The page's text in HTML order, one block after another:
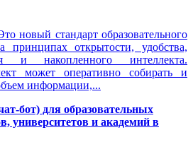
новый стандарт образовательного
принципах открытости, удобства,
и накопленного интеллекта.
может оперативно собирать и
информации,...
бот) для образовательных
университетов и академий в